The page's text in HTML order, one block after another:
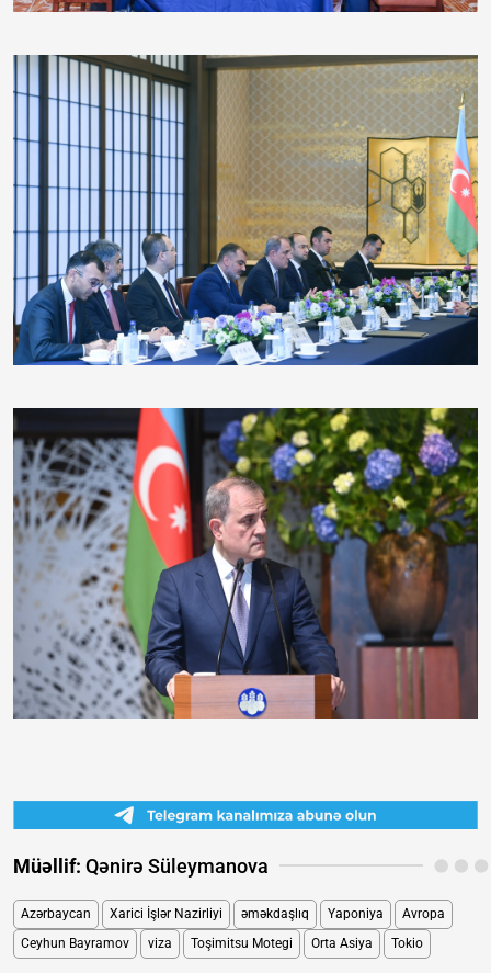
Müəllif: Qənirə Süleymanova
Azərbaycan Xarici İşlər Nazirliyi əməkdaşlıq Yaponiya
Avropa
Ceyhun Bayramov
viza Toşimitsu Motegi Orta Asiya Tokio